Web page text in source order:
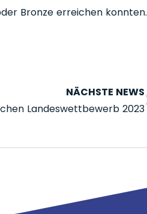
Bronze erreichen konnten.
NÄCHSTE NEWS
Landeswettbewerb 2023